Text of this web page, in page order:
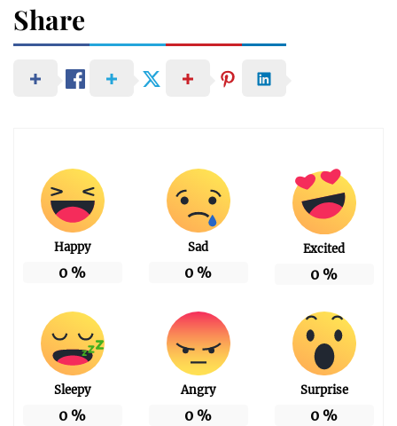
Share
Happy
0 %
Sad
0 %
Excited
0 %
Sleepy
0 %
Angry
0 %
Surprise
0 %